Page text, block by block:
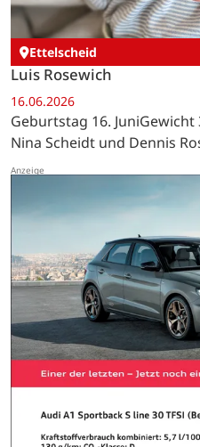
Ettelscheid
Luis Rosewich
16.06.2026
Geburtstag 16.
Nina Scheidt und Dennis